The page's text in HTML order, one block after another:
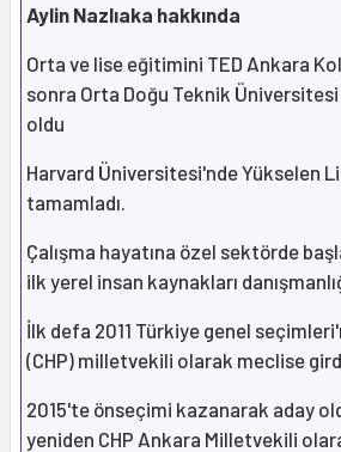
Aylin Nazlıaka hakkında
Orta ve lise eğitimini TED Ankara
sonra Orta Doğu Teknik
oldu
Harvard Üniversitesi'nde Yükselen
tamamladı.
Çalışma hayatına özel sektörde
ilk yerel insan kaynakları
İlk defa 2011 Türkiye genel
(CHP) milletvekili olarak meclise
2015'te önseçimi kazanarak aday
yeniden CHP Ankara Milletvekili